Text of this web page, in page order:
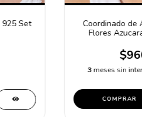
925 Set
Coordinado de
Flores
3meses sin
COMPRAR